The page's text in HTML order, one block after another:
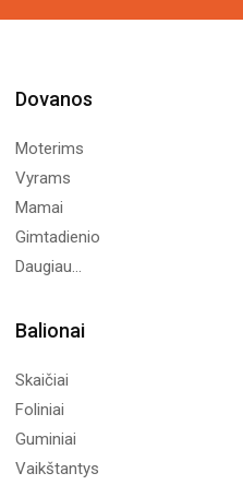
Dovanos
Moterims
Vyrams
Mamai
Gimtadienio
Daugiau...
Balionai
Skaičiai
Foliniai
Guminiai
Vaikštantys